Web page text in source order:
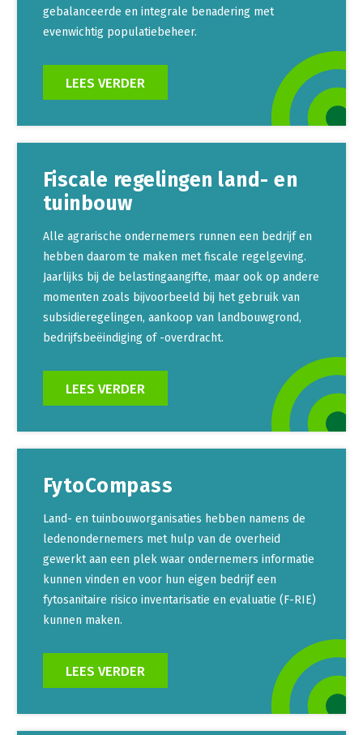
gebalanceerde en integrale benadering met
evenwichtig populatiebeheer.
LEES VERDER
Fiscale regelingen land- en
tuinbouw
Alle agrarische ondernemers runnen een bedrijf en
hebben daarom te maken met fiscale regelgeving.
Jaarlijks bij de belastingaangifte, maar ook op andere
momenten zoals bijvoorbeeld bij het gebruik van
subsidieregelingen, aankoop van landbouwgrond,
bedrijfsbeëindiging of -overdracht.
LEES VERDER
FytoCompass
Land- en tuinbouworganisaties hebben namens de
ledenondernemers met hulp van de overheid
gewerkt aan een plek waar ondernemers informatie
kunnen vinden en voor hun eigen bedrijf een
fytosanitaire risico inventarisatie en evaluatie (F-RIE)
kunnen maken.
LEES VERDER